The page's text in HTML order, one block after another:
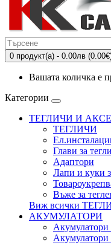
0 продукт(а) - 0.00лв
Вашата количка е
Категории
ТЕГЛИЧИ И
ТЕГЛИЧИ
Глави за
Адаптори
Лапи и куки
Въже за
Виж всички
АКУМУЛАТОРИ